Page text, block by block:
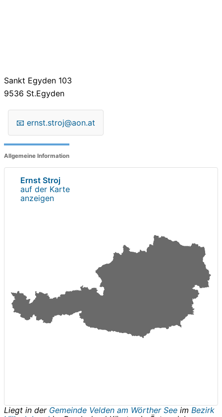
Sankt Egyden 103
9536 St.Egyden
📧 ernst.stroj@aon.at
Allgemeine Information
Ernst Stroj
auf der Karte
anzeigen
Liegt in der Gemeinde Velden am Wörther See im Bezirk